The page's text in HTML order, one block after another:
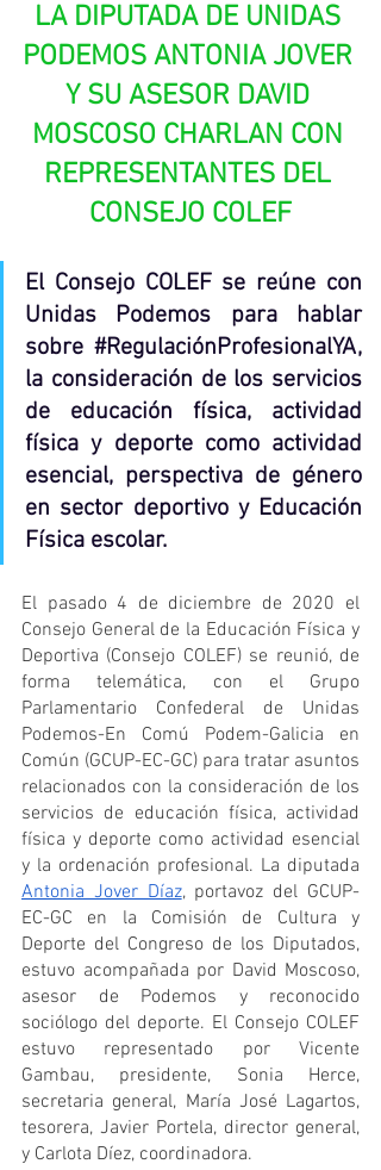
LA DIPUTADA DE UNIDAS
PODEMOS ANTONIA JOVER
Y SU ASESOR DAVID
MOSCOSO CHARLAN CON
REPRESENTANTES DEL
CONSEJO COLEF
El Consejo COLEF se reúne con
Unidas Podemos para hablar
sobre #RegulaciónProfesionalYA,
la consideración de los servicios
de educación física, actividad
física y deporte como actividad
esencial, perspectiva de género
en sector deportivo y Educación
Física escolar.
El pasado 4 de diciembre de 2020 el
Consejo General de la Educación Física y
Deportiva (Consejo COLEF) se reunió, de
forma telemática, con el Grupo
Parlamentario Confederal de Unidas
Podemos-En Comú Podem-Galicia en
Común (GCUP-EC-GC) para tratar asuntos
relacionados con la consideración de los
servicios de educación física, actividad
física y deporte como actividad esencial
Antonia Jover Díaz, portavoz del GCUP-
EC-GC en la Comisión de Cultura y
Deporte del Congreso de los Diputados,
estuvo acompañada por David Moscoso,
asesor de Podemos y reconocido
sociólogo del deporte. El Consejo COLEF
estuvo representado por Vicente
Gambau, presidente, Sonia Herce,
secretaria general, María José Lagartos,
tesorera, Javier Portela, director general,
y Carlota Díez, coordinadora.